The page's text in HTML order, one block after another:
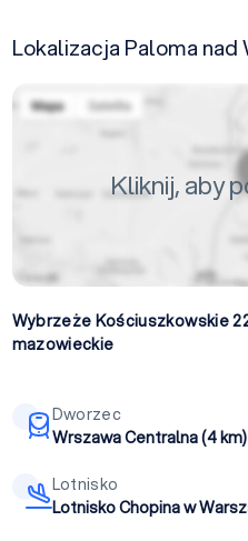
Lokalizacja Paloma nad
Kliknij, aby
Wybrzeże Kościuszkowskie
mazowieckie
Dworzec
Wrszawa Centralna (4 km)
Lotnisko
Lotnisko Chopina w